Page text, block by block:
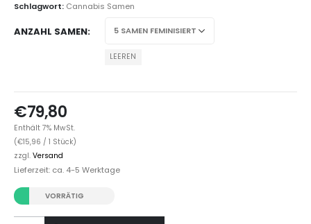
Schlagwort: Cannabis Samen
ANZAHL SAMEN
LEEREN
€79,80
Enthält 7% MwSt.
(€15,96 / 1 Stück)
zzgl. Versand
Lieferzeit: ca. 4-5 Werktage
VORRÄTIG